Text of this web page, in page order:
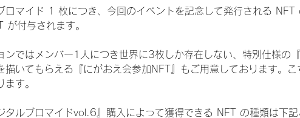
ロマイド 1 枚につき、今回のイベントを記念して発行される NFT
付与されます。
ンではメンバー1人につき世界に3枚しか存在しない、特別仕様の
描いてもらえる『にがおえ会参加NFT』もご用意しております。
す。
タルブロマイドvol.6』購入によって獲得できる NFT の種類は下記